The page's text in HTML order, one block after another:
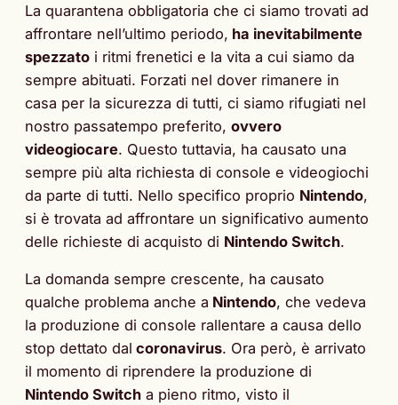
La quarantena obbligatoria che ci siamo trovati ad
affrontare nell’ultimo periodo, ha inevitabilmente
spezzato i ritmi frenetici e la vita a cui siamo da
sempre abituati. Forzati nel dover rimanere in
casa per la sicurezza di tutti, ci siamo rifugiati nel
nostro passatempo preferito, ovvero
videogiocare. Questo tuttavia, ha causato una
sempre più alta richiesta di console e videogiochi
da parte di tutti. Nello specifico proprio Nintendo,
si è trovata ad affrontare un significativo aumento
delle richieste di acquisto di Nintendo Switch.
La domanda sempre crescente, ha causato
qualche problema anche a Nintendo, che vedeva
la produzione di console rallentare a causa dello
stop dettato dal coronavirus. Ora però, è arrivato
il momento di riprendere la produzione di
Nintendo Switch a pieno ritmo, visto il